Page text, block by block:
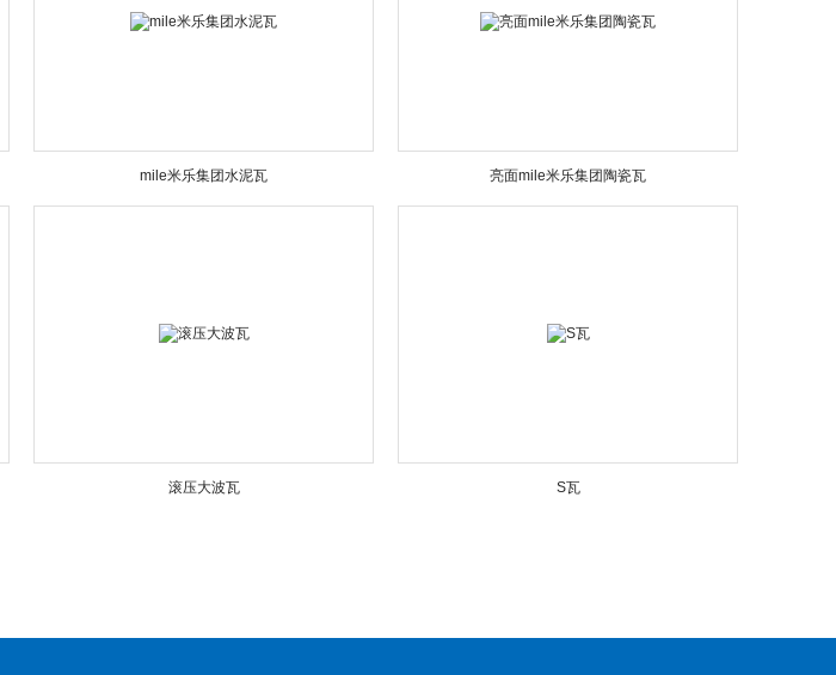
mile米乐集团水泥瓦 亮面mile米乐集团陶瓷瓦
滚压大波瓦 S瓦